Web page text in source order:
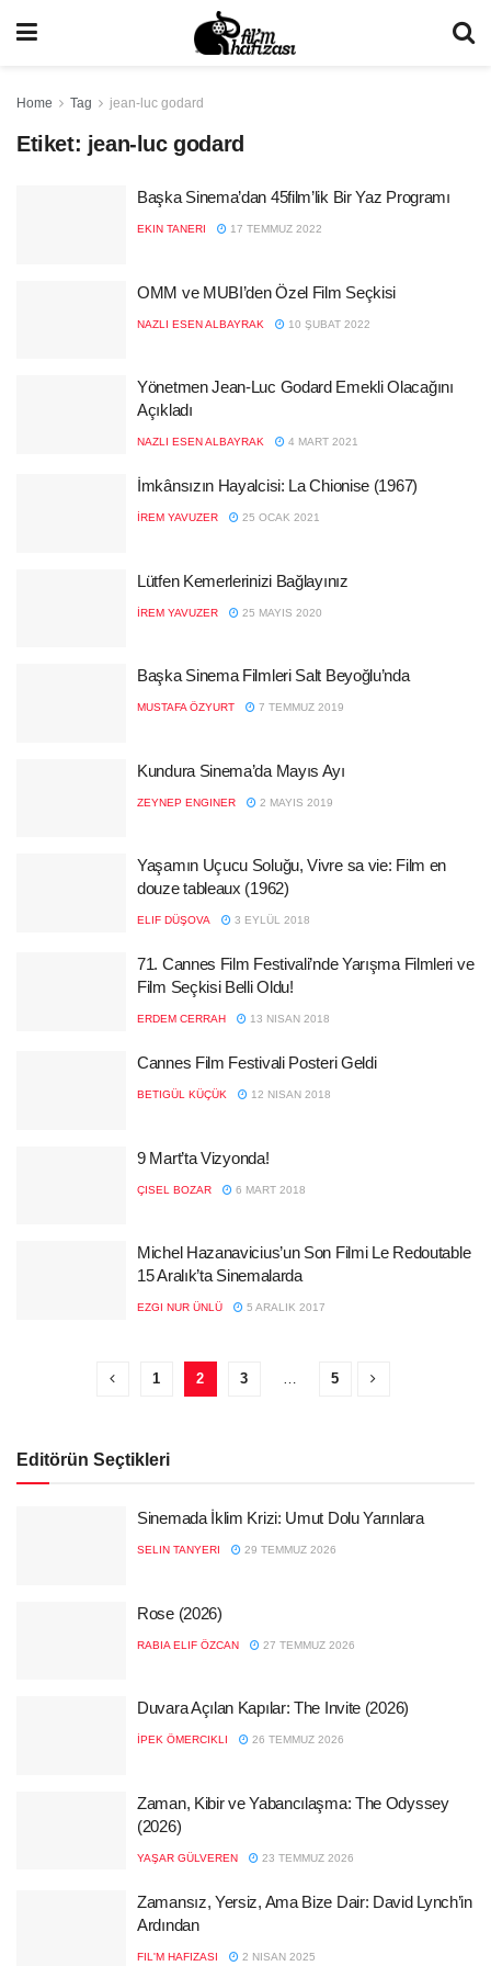
Home Tag jean-luc godard
Etiket: jean-luc godard
Başka Sinema’dan 45film’lik Bir Yaz Programı
EKIN TANERI 17 TEMMUZ 2022
OMM ve MUBI’den Özel Film Seçkisi
NAZLI ESEN ALBAYRAK 10 ŞUBAT 2022
Yönetmen Jean-Luc Godard Emekli Olacağını
Açıkladı
NAZLI ESEN ALBAYRAK 4 MART 2021
İmkânsızın Hayalcisi: La Chionise (1967)
İREM YAVUZER 25 OCAK 2021
Lütfen Kemerlerinizi Bağlayınız
İREM YAVUZER 25 MAYIS 2020
Başka Sinema Filmleri Salt Beyoğlu’nda
MUSTAFA ÖZYURT 7 TEMMUZ 2019
Kundura Sinema’da Mayıs Ayı
ZEYNEP ENGINER 2 MAYIS 2019
Yaşamın Uçucu Soluğu, Vivre sa vie: Film en
douze tableaux (1962)
ELIF DÜŞOVA 3 EYLÜL 2018
71. Cannes Film Festivali’nde Yarışma Filmleri ve
Film Seçkisi Belli Oldu!
ERDEM CERRAH 13 NISAN 2018
Cannes Film Festivali Posteri Geldi
BETIGÜL KÜÇÜK 12 NISAN 2018
9 Mart’ta Vizyonda!
ÇISEL BOZAR 6 MART 2018
Michel Hazanavicius’un Son Filmi Le Redoutable
15 Aralık’ta Sinemalarda
EZGI NUR ÜNLÜ 5 ARALIK 2017
1 2 3 … 5
Editörün Seçtikleri
Sinemada İklim Krizi: Umut Dolu Yarınlara
SELIN TANYERI 29 TEMMUZ 2026
Rose (2026)
RABIA ELIF ÖZCAN 27 TEMMUZ 2026
Duvara Açılan Kapılar: The Invite (2026)
İPEK ÖMERCIKLI 26 TEMMUZ 2026
Zaman, Kibir ve Yabancılaşma: The Odyssey
(2026)
YAŞAR GÜLVEREN 23 TEMMUZ 2026
Zamansız, Yersiz, Ama Bize Dair: David Lynch’in
Ardından
FIL'M HAFIZASI 2 NISAN 2025